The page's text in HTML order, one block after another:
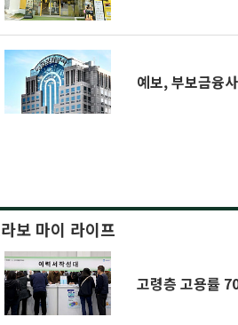
예보, 부보금융
보 마이 라이프
고령층 고용률